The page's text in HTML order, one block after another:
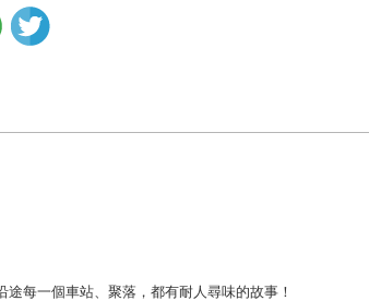
每一個車站、聚落，都有耐人尋味的故事！